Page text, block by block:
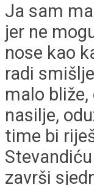
Ja sam
jer ne
nose kao
radi
malo
nasilje,
time bi
završi